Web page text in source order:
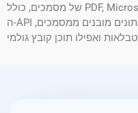
של מסמכים, כולל PDF, Microsoft Word, Excel, PowerPoint ועוד.
ה-API מספק מגוון רחב של תכונות לחלץ נתונים מובנים ממסמכים,